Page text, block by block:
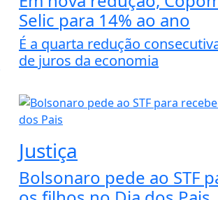
Selic para 14% ao ano
É a quarta redução
de juros da economia
Justiça
Bolsonaro pede ao STF